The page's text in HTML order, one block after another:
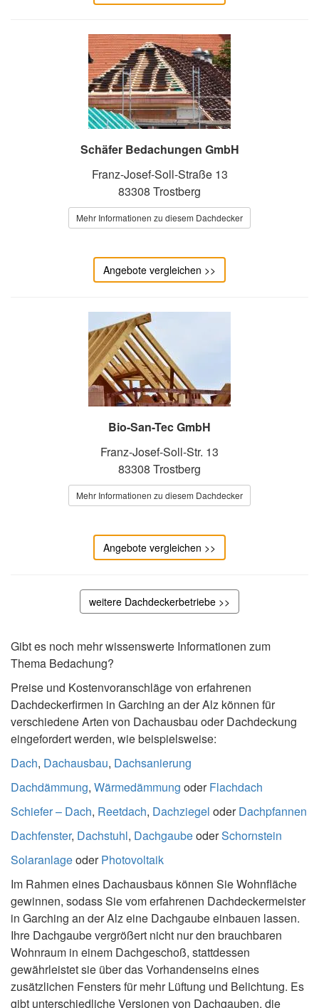
Schäfer Bedachungen GmbH
Franz-Josef-Soll-Straße 13
83308 Trostberg
Mehr Informationen zu diesem Dachdecker
Angebote vergleichen >>
Bio-San-Tec GmbH
Franz-Josef-Soll-Str. 13
83308 Trostberg
Mehr Informationen zu diesem Dachdecker
Angebote vergleichen >>
weitere Dachdeckerbetriebe >>
Gibt es noch mehr wissenswerte Informationen zum
Thema Bedachung?
Preise und Kostenvoranschläge von erfahrenen
Dachdeckerfirmen in Garching an der Alz können für
verschiedene Arten von Dachausbau oder Dachdeckung
eingefordert werden, wie beispielsweise:
Dach, Dachausbau, Dachsanierung
Dachdämmung, Wärmedämmung oderFlachdach
Schiefer – Dach, Reetdach, Dachziegel oderDachpfannen
Dachfenster, Dachstuhl, DachgaubeoderSchornstein
SolaranlageoderPhotovoltaik
Im Rahmen eines Dachausbaus können Sie Wohnfläche
gewinnen, sodass Sie vom erfahrenen Dachdeckermeister
in Garching an der Alz eine Dachgaube einbauen lassen.
Ihre Dachgaube vergrößert nicht nur den brauchbaren
Wohnraum in einem Dachgeschoß, stattdessen
gewährleistet sie über das Vorhandenseins eines
zusätzlichen Fensters für mehr Lüftung und Belichtung. Es
gibt unterschiedliche Versionen von Dachgauben, die